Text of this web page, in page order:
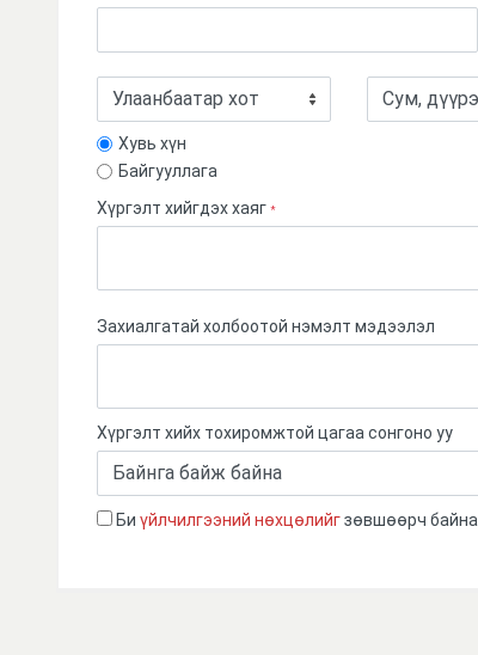
Хувь хүн
Байгууллага
Хүргэлт хийгдэх хаяг *
Захиалгатай холбоотой нэмэлт мэдээлэл
Хүргэлт хийх тохиромжтой цагаа сонгоно уу
Би үйлчилгээний нөхцөлийгзөвшөөрч байна